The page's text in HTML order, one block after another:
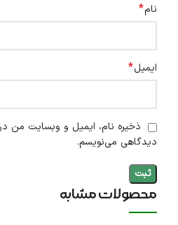
نام*
ایمیل*
ذخیره نام، ایمیل و وبسایت من در
دیدگاهی می‌نویسم.
محصولات مشابه